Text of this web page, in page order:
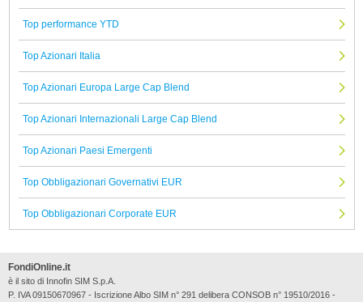
Top performance YTD
Top Azionari Italia
Top Azionari Europa Large Cap Blend
Top Azionari Internazionali Large Cap Blend
Top Azionari Paesi Emergenti
Top Obbligazionari Governativi EUR
Top Obbligazionari Corporate EUR
FondiOnline.it
è il sito di Innofin SIM S.p.A.
P. IVA 09150670967 - Iscrizione Albo SIM n° 291 delibera CONSOB n° 19510/2016 -